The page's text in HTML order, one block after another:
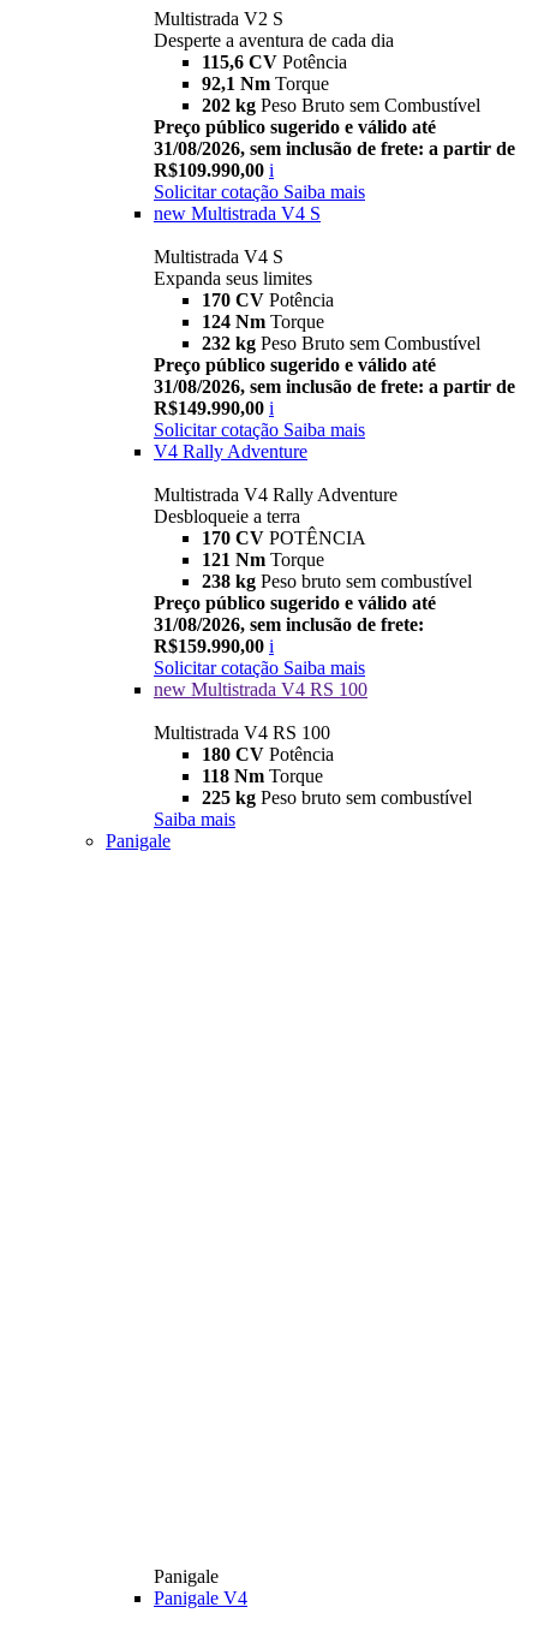
Multistrada V2 S
Desperte a aventura de cada dia
115,6 CV Potência
92,1 Nm Torque
202 kg Peso Bruto sem Combustível
Preço público sugerido e válido até
31/08/2026, sem inclusão de frete: a partir de
R$109.990,00 i
Solicitar cotação Saiba mais
new Multistrada V4 S
Multistrada V4 S
Expanda seus limites
170 CV Potência
124 Nm Torque
232 kg Peso Bruto sem Combustível
Preço público sugerido e válido até
31/08/2026, sem inclusão de frete: a partir de
R$149.990,00 i
Solicitar cotação Saiba mais
V4 Rally Adventure
Multistrada V4 Rally Adventure
Desbloqueie a terra
170 CV POTÊNCIA
121 Nm Torque
238 kg Peso bruto sem combustível
Preço público sugerido e válido até
31/08/2026, sem inclusão de frete:
R$159.990,00 i
Solicitar cotação Saiba mais
new Multistrada V4 RS 100
Multistrada V4 RS 100
180 CV Potência
118 Nm Torque
225 kg Peso bruto sem combustível
Saiba mais
Panigale
Panigale
Panigale V4